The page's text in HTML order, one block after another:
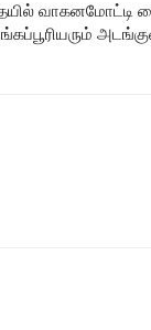
வாகனமோட்டி